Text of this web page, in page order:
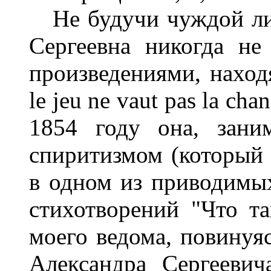
Не будучи чуждой
Сергеевна никогда
произведениями,
le jeu ne vaut pas la
1854 году она,
спиритизмом
в одном из
стихотворений "Что
моего ведома,
Александра